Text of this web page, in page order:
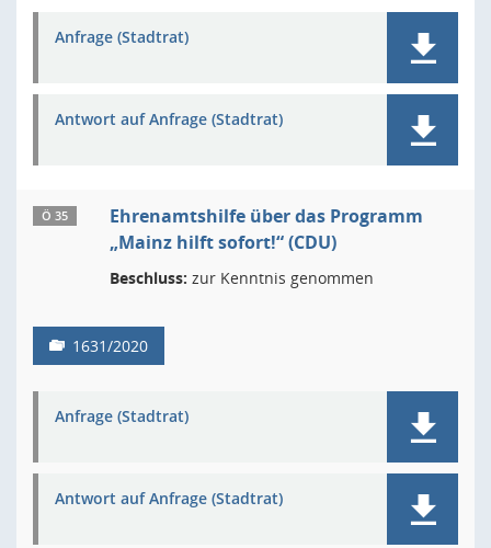
Anfrage (Stadtrat)
Antwort auf Anfrage (Stadtrat)
Ö 35
Ehrenamtshilfe über das Programm
„Mainz hilft sofort!“ (CDU)
Beschluss: zur Kenntnis genommen
1631/2020
Anfrage (Stadtrat)
Antwort auf Anfrage (Stadtrat)